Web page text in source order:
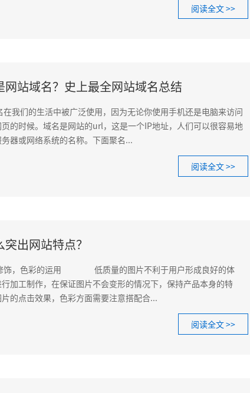
阅读全文 >>
站域名？史上最全网站域名总结
们的生活中被广泛使用，因为无论你使用手机还是电脑来访问
的时候。域名是网站的url，这是一个IP地址，人们可以很容易地
器或网络系统的名称。下面聚名...
阅读全文 >>
出网站特点？
，色彩的运用 低质量的图片不利于用户形成良好的体
加工制作，在保证图片不会变形的情况下，保持产品本身的特
的点击效果，色彩方面需要注意搭配合...
阅读全文 >>